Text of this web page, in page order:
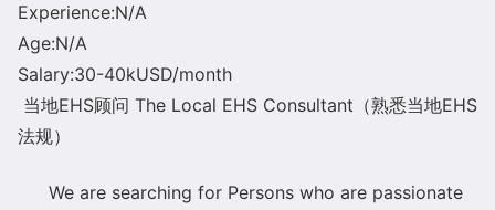
Experience:N/A
Age:N/A
Salary:30-40kUSD/month
当地EHS顾问 The Local EHS Consultant （熟悉当地EHS
法规）
We are searching for Persons who are passionate